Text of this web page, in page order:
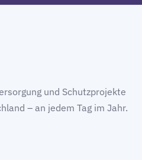
und Schutzprojekte
– an jedem Tag im Jahr.